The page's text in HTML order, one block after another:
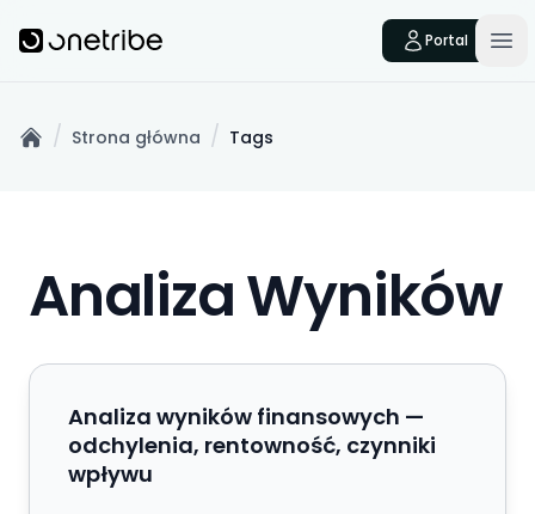
Onetribe
Portal
/ Strona główna / Tags
Analiza Wyników
Analiza wyników finansowych — odchylenia,
Analiza wyników finansowych —
odchylenia, rentowność, czynniki
wpływu